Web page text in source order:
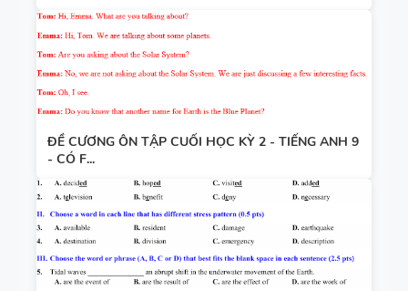
ĐỀ CƯƠNG ÔN TẬP CUỐI HỌC KỲ 2 - TIẾNG ANH 9
- CÓ F...